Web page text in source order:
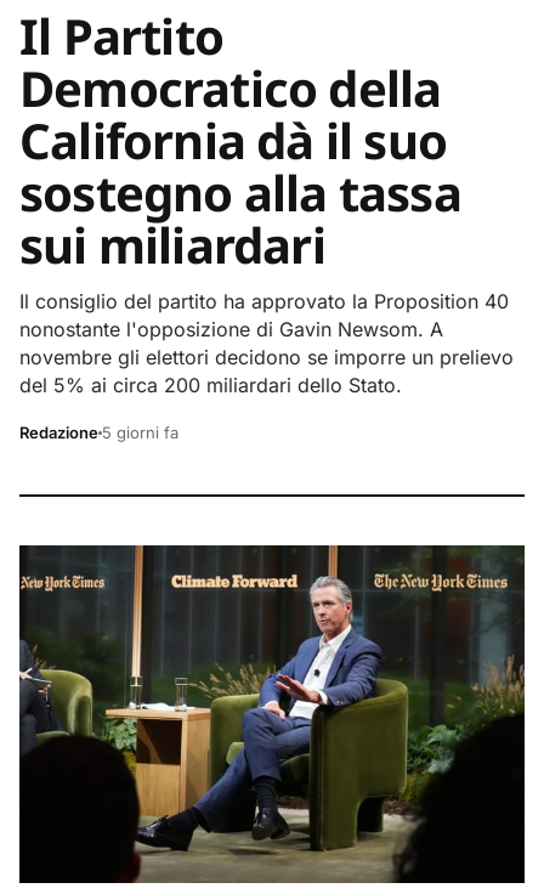
Il Partito
Democratico della
California dà il suo
sostegno alla tassa
sui miliardari
Il consiglio del partito ha approvato la Proposition 40
nonostante l'opposizione di Gavin Newsom. A
novembre gli elettori decidono se imporre un prelievo
del 5% ai circa 200 miliardari dello Stato.
Redazione 5 giorni fa